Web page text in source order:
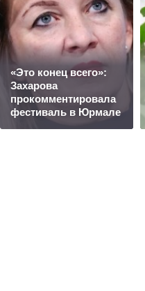
«Это конец всего»:
Захарова
прокомментировала
фестиваль в Юрмале